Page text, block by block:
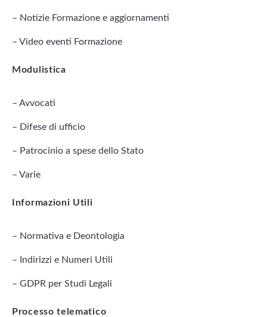
– Notizie Formazione e aggiornamenti
– Video eventi Formazione
Modulistica
– Avvocati
– Difese di ufficio
– Patrocinio a spese dello Stato
– Varie
Informazioni Utili
– Normativa e Deontologia
– Indirizzi e Numeri Utili
– GDPR per Studi Legali
Processo telematico